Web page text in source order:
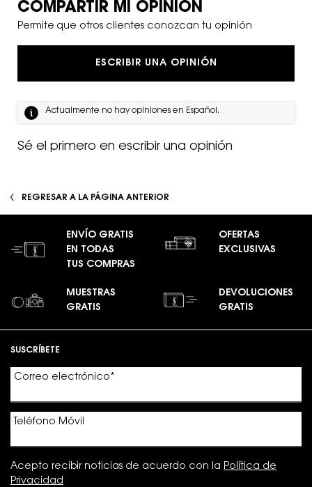
COMPARTIR MI OPINIÓN
Permite que otros clientes conozcan tu opinión
ESCRIBIR UNA OPINIÓN
Actualmente no hay opiniones en Español.
Sé el primero en escribir una opinión
REGRESAR A LA PÁGINA ANTERIOR
ENVÍO GRATIS
EN TODAS
TUS COMPRAS
OFERTAS
EXCLUSIVAS
MUESTRAS
GRATIS
DEVOLUCIONES
GRATIS
SUSCRÍBETE
Correo electrónico *
Teléfono Móvil
Acepto recibir noticias de acuerdo con la Política de
Privacidad